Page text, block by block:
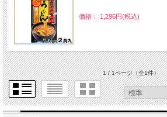
価格： 1,296円(税込)
1 / 1ページ（全1件）